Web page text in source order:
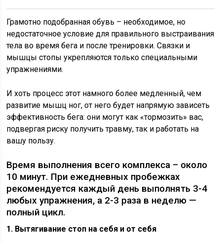
Грамотно подобранная обувь – необходимое, но
недостаточное условие для правильного выстраивания
тела во время бега и после тренировки. Связки и
мышцы стопы укрепляются только специальными
упражнениями.
И хоть процесс этот намного более медленный, чем
развитие мышц ног, от него будет напрямую зависеть
эффективность бега: они могут как «тормозить» вас,
подвергая риску получить травму, так и работать на
вашу пользу.
Время выполнения всего комплекса – около
10 минут. При ежедневных пробежках
рекомендуется каждый день выполнять 3-4
любых упражнения, а 2-3 раза в неделю —
полный цикл.
1. Вытягивание стоп на себя и от себя